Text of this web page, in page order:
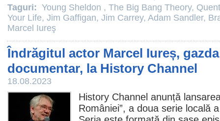
Taguri: Young Sheldon , The Big Bang Theory,
Your Life, Jim Gaffigan, Jim Carrey, Adam Sandler,
Marcel Iureş
Îndrăgitul actor Marcel Iureș,
documentar, la History Channel
18.08.2023
History Channel anunță
României”, a doua serie locală